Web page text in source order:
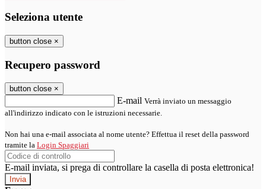
Seleziona utente
button close ×
Recupero password
button close ×
E-mail Verrà inviato un messaggio
all'indirizzo indicato con le istruzioni necessarie.
Non hai una e-mail associata al nome utente? Effettua il reset della password
tramite la Login Spaggiari
E-mail inviata, si prega di controllare la casella di posta elettronica!